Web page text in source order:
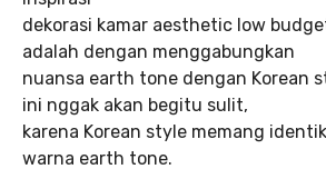
dekorasi kamar aesthetic low
adalah dengan menggabungkan
nuansa earth tone dengan Korean
ini nggak akan begitu sulit,
karena Korean style memang
warna earth tone.